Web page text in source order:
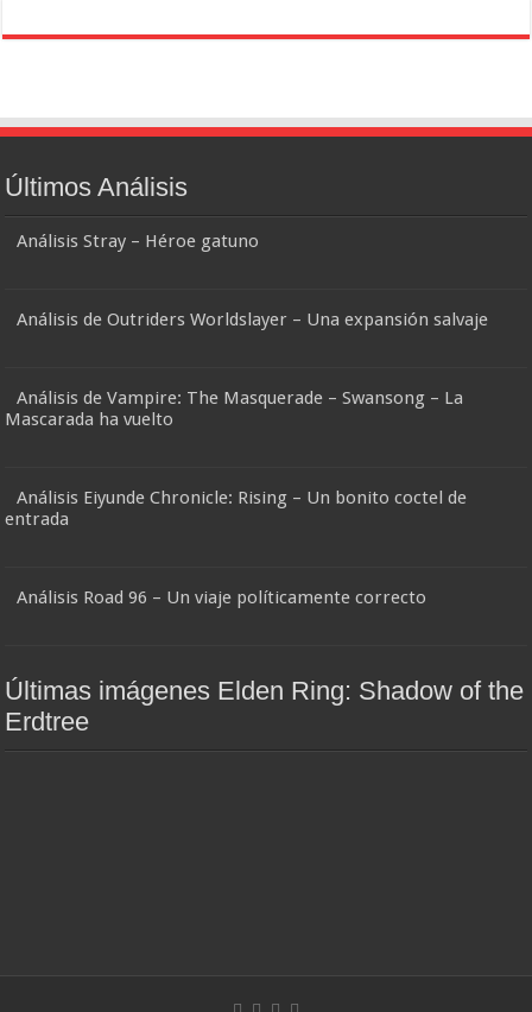
Últimos Análisis
Análisis Stray – Héroe gatuno
Análisis de Outriders Worldslayer – Una expansión salvaje
Análisis de Vampire: The Masquerade – Swansong – La
Mascarada ha vuelto
Análisis Eiyunde Chronicle: Rising – Un bonito coctel de
entrada
Análisis Road 96 – Un viaje políticamente correcto
Últimas imágenes Elden Ring: Shadow of the
Erdtree